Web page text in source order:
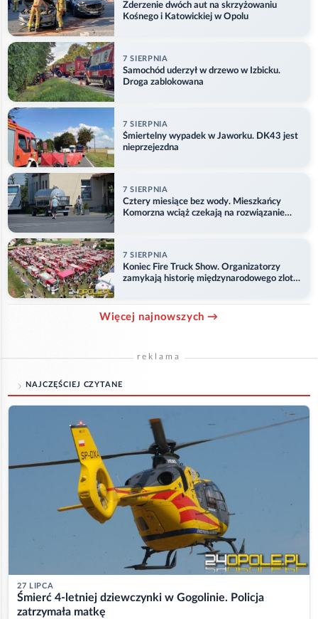
Zderzenie dwóch aut na skrzyżowaniu
Kośnego i Katowickiej w Opolu
7 SIERPNIA
Samochód uderzył w drzewo w Izbicku.
Droga zablokowana
7 SIERPNIA
Śmiertelny wypadek w Jaworku. DK43 jest
nieprzejezdna
7 SIERPNIA
Cztery miesiące bez wody. Mieszkańcy
Komorzna wciąż czekają na rozwiązanie
7 SIERPNIA
Koniec Fire Truck Show. Organizatorzy
zamykają historię międzynarodowego zlotu
Więcej najnowszych →
reklama
NAJCZĘŚCIEJ CZYTANE
27 LIPCA
Śmierć 4-letniej dziewczynki w Gogolinie. Policja
zatrzymała matkę